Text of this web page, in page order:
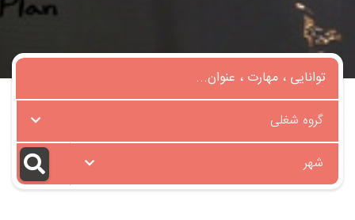
گروه شغلی
شهر